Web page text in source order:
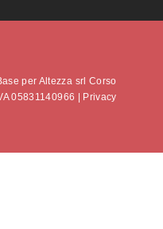
per Altezza srl Corso
05831140966 |
Privacy